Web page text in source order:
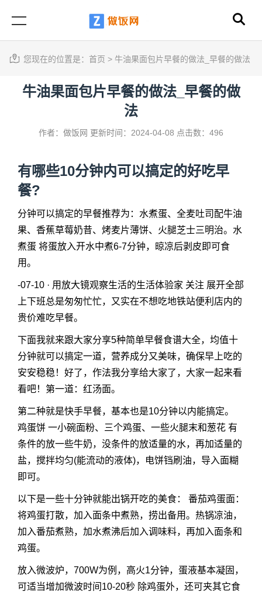
您现在的位置是： 首页 > 牛油果面包片早餐的做法_早餐的做法
牛油果面包片早餐的做法_早餐的做
法
作者：做饭网 更新时间：2024-04-08 点击数：496
有哪些10分钟内可以搞定的好吃早
餐?
分钟可以搞定的早餐推荐为：水煮蛋、全麦吐司配牛油
果、香蕉草莓奶昔、烤麦片薄饼、火腿芝士三明治。水
煮蛋 将蛋放入开水中煮6-7分钟，晾凉后剥皮即可食
用。
-07-10 · 用放大镜观察生活的生活体验家 关注 展开全部
上下班总是匆匆忙忙，又实在不想吃地铁站便利店内的
贵价难吃早餐。
下面我就来跟大家分享5种简单早餐食谱大全，均值十
分钟就可以搞定一道，营养成分又美味，确保早上吃的
安安稳稳！好了，作法我分享给大家了，大家一起来看
看吧！第一道：红汤面。
第二种就是快手早餐，基本也是10分钟以内能搞定。
鸡蛋饼 一小碗面粉、三个鸡蛋、一些火腿末和葱花 有
条件的放一些牛奶，没条件的放适量的水，再加适量的
盐，搅拌均匀(能流动的液体)，电饼铛刷油，导入面糊
即可。
以下是一些十分钟就能出锅开吃的美食： 番茄鸡蛋面：
将鸡蛋打散，加入面条中煮熟，捞出备用。热锅凉油，
加入番茄煮熟，加水煮沸后加入调味料，再加入面条和
鸡蛋。
放入微波炉，700W为例，高火1分钟，蛋液基本凝固，
可适当增加微波时间10-20秒 除鸡蛋外，还可夹其它食